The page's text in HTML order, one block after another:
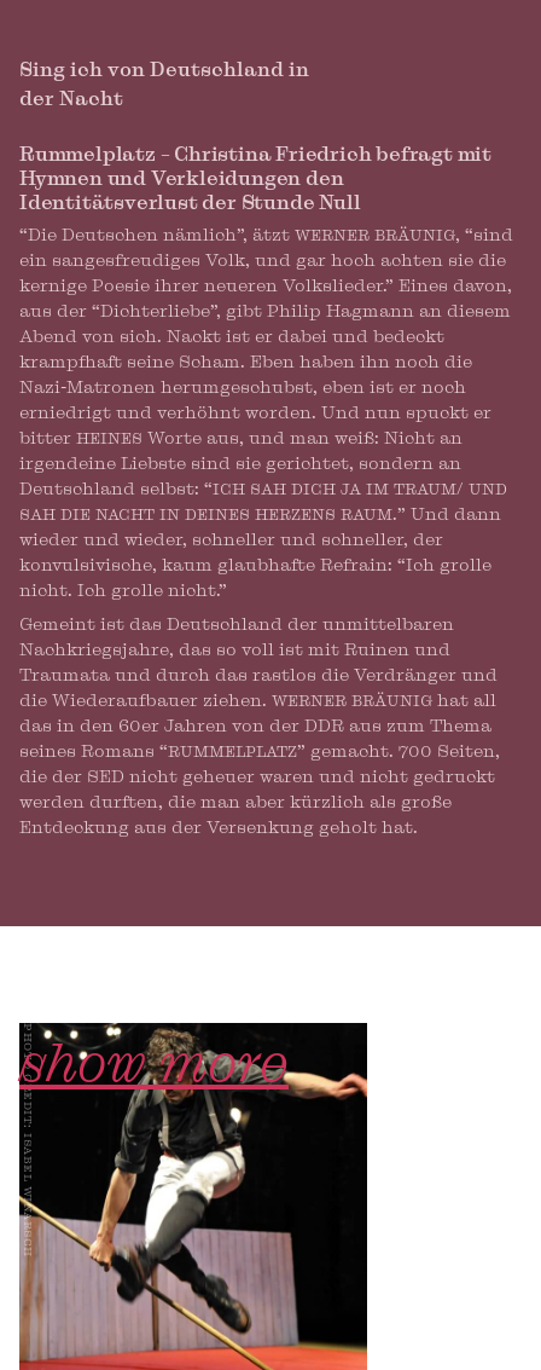
Sing ich von Deutschland in
der Nacht
Rummelplatz – Christina Friedrich befragt mit
Hymnen und Verkleidungen den
Identitätsverlust der Stunde Null
“Die Deutschen nämlich”, ätzt werner bräunig, “sind
ein sangesfreudiges Volk, und gar hoch achten sie die
kernige Poesie ihrer neueren Volkslieder.” Eines davon,
aus der “Dichterliebe”, gibt Philip Hagmann an diesem
Abend von sich. Nackt ist er dabei und bedeckt
krampfhaft seine Scham. Eben haben ihn noch die
Nazi-Matronen herumgeschubst, eben ist er noch
erniedrigt und verhöhnt worden. Und nun spuckt er
bitter heines Worte aus, und man weiß: Nicht an
irgendeine Liebste sind sie gerichtet, sondern an
Deutschland selbst: “ich sah dich ja im traum/ und
sah die nacht in deines herzens raum.” Und dann
wieder und wieder, schneller und schneller, der
konvulsivische, kaum glaubhafte Refrain: “Ich grolle
nicht. Ich grolle nicht.”
Gemeint ist das Deutschland der unmittelbaren
Nachkriegsjahre, das so voll ist mit Ruinen und
Traumata und durch das rastlos die Verdränger und
die Wiederaufbauer ziehen. werner bräunig hat all
das in den 60er Jahren von der DDR aus zum Thema
seines Romans “rummelplatz” gemacht. 700 Seiten,
die der SED nicht geheuer waren und nicht gedruckt
werden durften, die man aber kürzlich als große
Entdeckung aus der Versenkung geholt hat.
photo credit: isabel winarsch
show more